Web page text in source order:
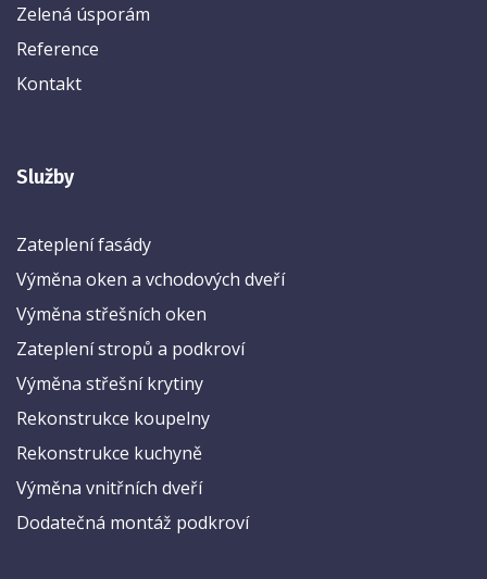
Zelená úsporám
Reference
Kontakt
Služby
Zateplení fasády
Výměna oken a vchodových dveří
Výměna střešních oken
Zateplení stropů a podkroví
Výměna střešní krytiny
Rekonstrukce koupelny
Rekonstrukce kuchyně
Výměna vnitřních dveří
Dodatečná montáž podkroví